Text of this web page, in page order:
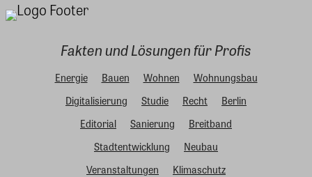
Fakten und Lösungen für Profis
Energie Bauen Wohnen
Wohnungsbau
Digitalisierung
Studie Recht
Berlin
Editorial
Sanierung
Breitband
Stadtentwicklung
Neubau
Veranstaltungen
Klimaschutz